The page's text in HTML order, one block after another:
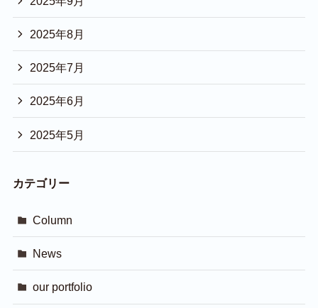
2025年8月
2025年7月
2025年6月
2025年5月
カテゴリー
Column
News
our portfolio